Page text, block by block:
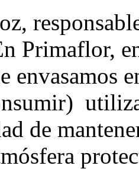
Primaflor,
envasamos
de